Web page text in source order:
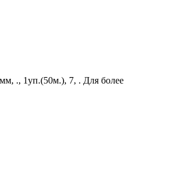
., 1уп.(50м.), 7, . Для более